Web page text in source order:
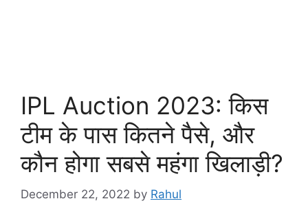
IPL Auction 2023: किस
टीम के पास कितने पैसे, और
कौन होगा सबसे महंगा खिलाड़ी?
December 22, 2022 by Rahul